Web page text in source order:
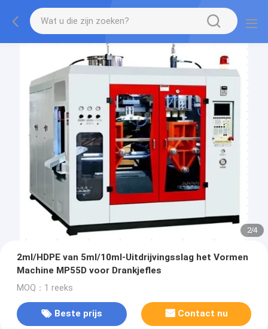
2/4
2ml/HDPE van 5ml/10ml-Uitdrijvingsslag het Vormen
Machine MP55D voor Drankjefles
MOQ：1 reeks
Beste prijs Contact nu